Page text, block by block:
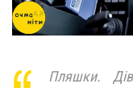
Пляшки.